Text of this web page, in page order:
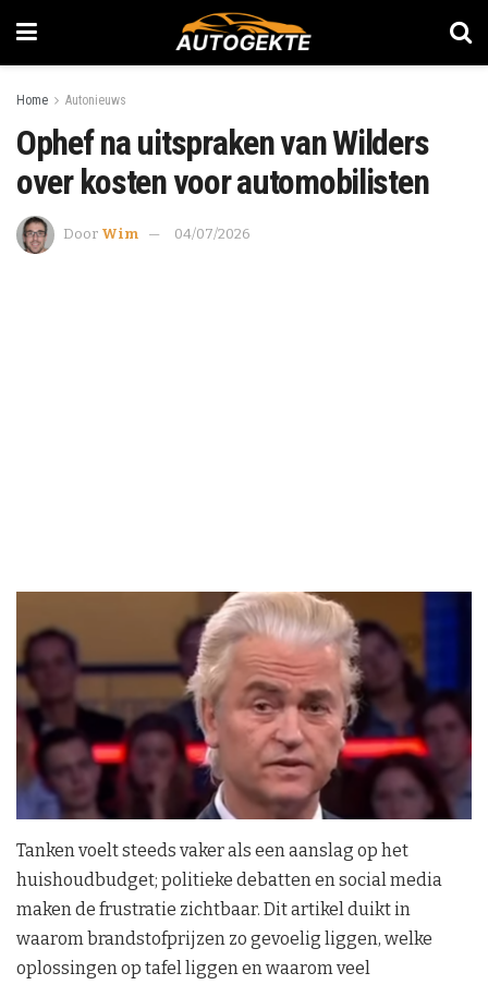
Home Autonieuws
Ophef na uitspraken van Wilders
over kosten voor automobilisten
Door Wim 04/07/2026
Tanken voelt steeds vaker als een aanslag op het
huishoudbudget; politieke debatten en social media
maken de frustratie zichtbaar. Dit artikel duikt in
waarom brandstofprijzen zo gevoelig liggen, welke
oplossingen op tafel liggen en waarom veel